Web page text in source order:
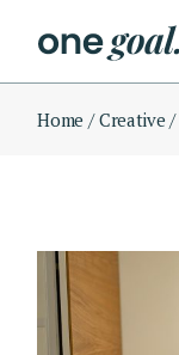
Home Creative